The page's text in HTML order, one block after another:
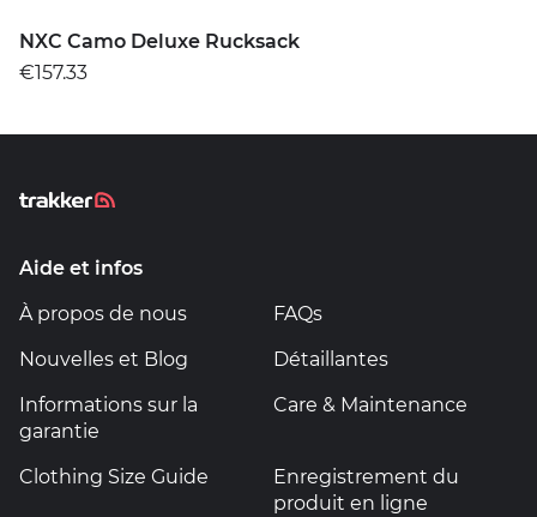
NXC Camo Deluxe Rucksack
€157.33
Aide et infos
À propos de nous
FAQs
Nouvelles et Blog
Détaillantes
Informations sur la
garantie
Care & Maintenance
Clothing Size Guide
Enregistrement du
produit en ligne